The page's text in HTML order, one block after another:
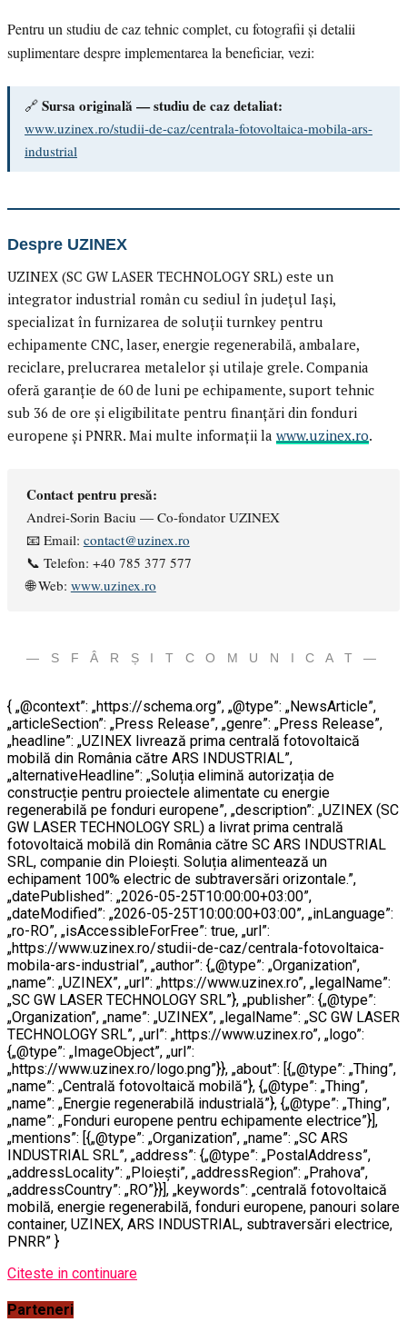
Pentru un studiu de caz tehnic complet, cu fotografii și detalii
suplimentare despre implementarea la beneficiar, vezi:
🔗 Sursa originală — studiu de caz detaliat:
www.uzinex.ro/studii-de-caz/centrala-fotovoltaica-mobila-ars-
industrial
Despre UZINEX
UZINEX (SC GW LASER TECHNOLOGY SRL) este un
integrator industrial român cu sediul în județul Iași,
specializat în furnizarea de soluții turnkey pentru
echipamente CNC, laser, energie regenerabilă, ambalare,
reciclare, prelucrarea metalelor și utilaje grele. Compania
oferă garanție de 60 de luni pe echipamente, suport tehnic
sub 36 de ore și eligibilitate pentru finanțări din fonduri
europene și PNRR. Mai multe informații la www.uzinex.ro.
Contact pentru presă:
Andrei-Sorin Baciu — Co-fondator UZINEX
📧 Email: contact@uzinex.ro
📞 Telefon: +40 785 377 577
🌐 Web: www.uzinex.ro
— S F Â R Ș I T C O M U N I C A T —
{ „@context”: „https://schema.org”, „@type”: „NewsArticle”,
„articleSection”: „Press Release”, „genre”: „Press Release”,
„headline”: „UZINEX livrează prima centrală fotovoltaică
mobilă din România către ARS INDUSTRIAL”,
„alternativeHeadline”: „Soluția elimină autorizația de
construcție pentru proiectele alimentate cu energie
regenerabilă pe fonduri europene”, „description”: „UZINEX (SC
GW LASER TECHNOLOGY SRL) a livrat prima centrală
fotovoltaică mobilă din România către SC ARS INDUSTRIAL
SRL, companie din Ploiești. Soluția alimentează un
echipament 100% electric de subtraversări orizontale.”,
„datePublished”: „2026-05-25T10:00:00+03:00”,
„dateModified”: „2026-05-25T10:00:00+03:00”, „inLanguage”:
„ro-RO”, „isAccessibleForFree”: true, „url”:
„https://www.uzinex.ro/studii-de-caz/centrala-fotovoltaica-
mobila-ars-industrial”, „author”: {„@type”: „Organization”,
„name”: „UZINEX”, „url”: „https://www.uzinex.ro”, „legalName”:
„SC GW LASER TECHNOLOGY SRL”}, „publisher”: {„@type”:
„Organization”, „name”: „UZINEX”, „legalName”: „SC GW LASER
TECHNOLOGY SRL”, „url”: „https://www.uzinex.ro”, „logo”:
{„@type”: „ImageObject”, „url”:
„https://www.uzinex.ro/logo.png”}}, „about”: [{„@type”: „Thing”,
„name”: „Centrală fotovoltaică mobilă”}, {„@type”: „Thing”,
„name”: „Energie regenerabilă industrială”}, {„@type”: „Thing”,
„name”: „Fonduri europene pentru echipamente electrice”}],
„mentions”: [{„@type”: „Organization”, „name”: „SC ARS
INDUSTRIAL SRL”, „address”: {„@type”: „PostalAddress”,
„addressLocality”: „Ploiești”, „addressRegion”: „Prahova”,
„addressCountry”: „RO”}}], „keywords”: „centrală fotovoltaică
mobilă, energie regenerabilă, fonduri europene, panouri solare
container, UZINEX, ARS INDUSTRIAL, subtraversări electrice,
PNRR” }
Citeste in continuare
Parteneri